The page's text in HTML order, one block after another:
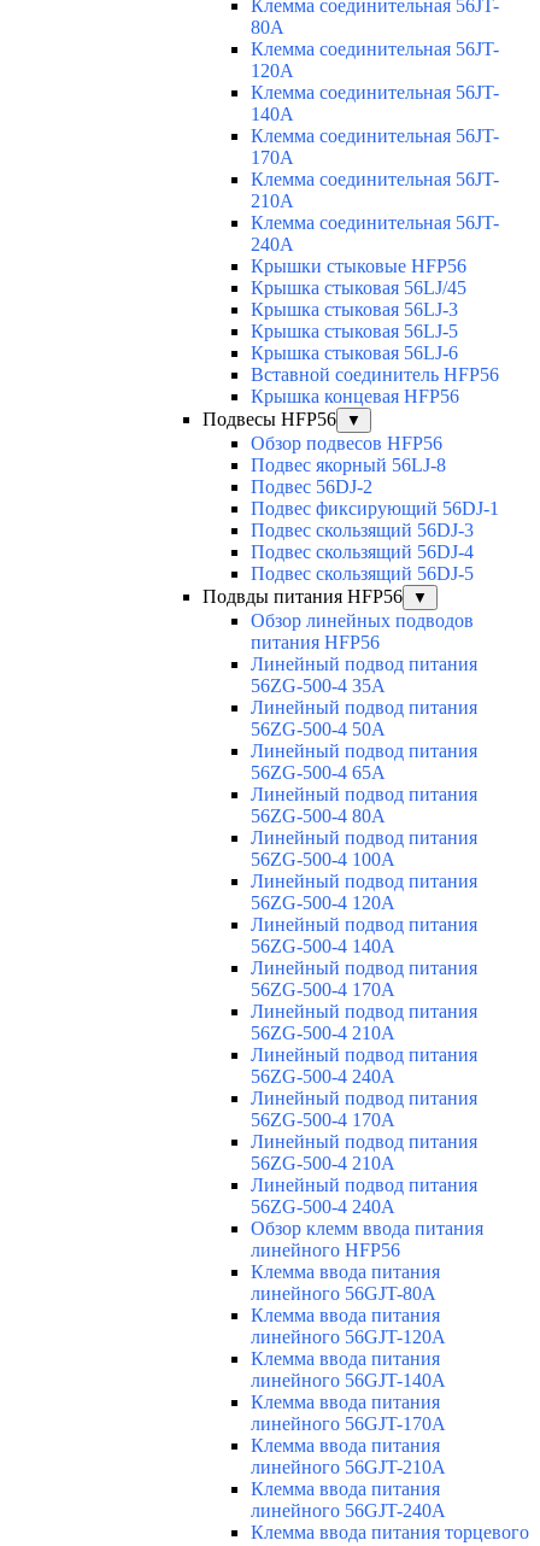
Клемма соединительная 56JT-
80A
Клемма соединительная 56JT-
120A
Клемма соединительная 56JT-
140A
Клемма соединительная 56JT-
170A
Клемма соединительная 56JT-
210A
Клемма соединительная 56JT-
240A
Крышки стыковые HFP56
Крышка стыковая 56LJ/45
Крышка стыковая 56LJ-3
Крышка стыковая 56LJ-5
Крышка стыковая 56LJ-6
Вставной соединитель HFP56
Крышка концевая HFP56
Подвесы HFP56
▼
Обзор подвесов HFP56
Подвес якорный 56LJ-8
Подвес 56DJ-2
Подвес фиксирующий 56DJ-1
Подвес скользящий 56DJ-3
Подвес скользящий 56DJ-4
Подвес скользящий 56DJ-5
Подвды питания HFP56
▼
Обзор линейных подводов
питания HFP56
Линейный подвод питания
56ZG-500-4 35A
Линейный подвод питания
56ZG-500-4 50A
Линейный подвод питания
56ZG-500-4 65A
Линейный подвод питания
56ZG-500-4 80A
Линейный подвод питания
56ZG-500-4 100A
Линейный подвод питания
56ZG-500-4 120A
Линейный подвод питания
56ZG-500-4 140A
Линейный подвод питания
56ZG-500-4 170A
Линейный подвод питания
56ZG-500-4 210A
Линейный подвод питания
56ZG-500-4 240A
Линейный подвод питания
56ZG-500-4 170A
Линейный подвод питания
56ZG-500-4 210A
Линейный подвод питания
56ZG-500-4 240A
Обзор клемм ввода питания
линейного HFP56
Клемма ввода питания
линейного 56GJT-80A
Клемма ввода питания
линейного 56GJT-120A
Клемма ввода питания
линейного 56GJT-140A
Клемма ввода питания
линейного 56GJT-170A
Клемма ввода питания
линейного 56GJT-210A
Клемма ввода питания
линейного 56GJT-240A
Клемма ввода питания торцевого